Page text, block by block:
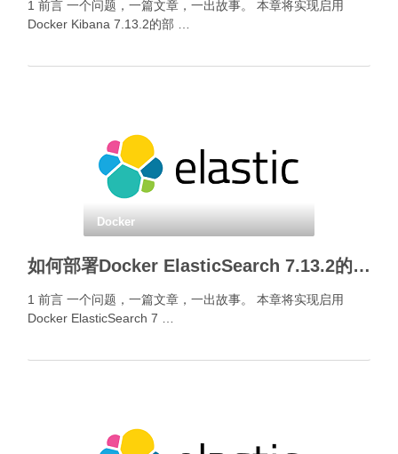
1 前言 一个问题，一篇文章，一出故事。 本章将实现启用
Docker Kibana 7.13.2的部 …
Docker
如何部署Docker ElasticSearch 7.13.2的安全认证？
1 前言 一个问题，一篇文章，一出故事。 本章将实现启用
Docker ElasticSearch 7 …